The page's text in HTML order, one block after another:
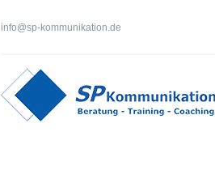
info@sp-kommunikation.de